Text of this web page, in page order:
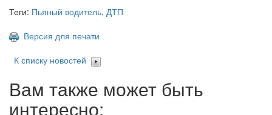
Теги: Пьяный водитель, ДТП
Версия для печати
К списку новостей
Вам также может быть
интересно: